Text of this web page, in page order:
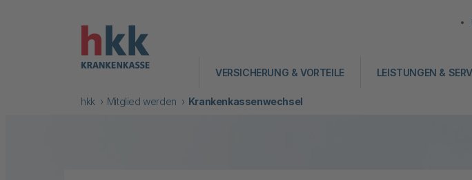
VERSICHERUNG & VORTEILE LEISTUNGEN &
hkk Mitglied werden Krankenkassenwechsel